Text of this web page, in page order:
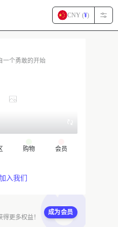
CNY (¥)
一个勇敢的开始
购物 会员
入我们
更多权益！
成为会员